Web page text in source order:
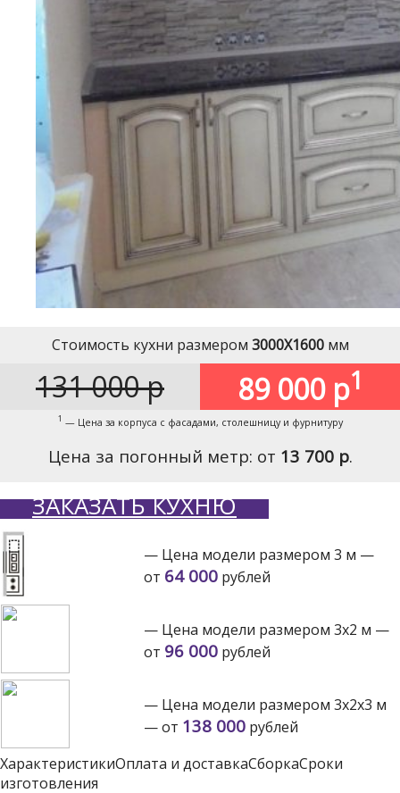
Стоимость кухни размером 3000Х1600мм
131 000 р 89 000 р1
1 — Цена за корпуса с фасадами, столешницу и фурнитуру
Цена за погонный метр: от 13 700 р.
ЗАКАЗАТЬ КУХНЮ
— Цена модели размером 3 м —
от 64 000 рублей
— Цена модели размером 3х2 м —
от 96 000 рублей
— Цена модели размером 3х2х3 м
— от 138 000 рублей
ХарактеристикиОплата и доставкаСборкаСроки
изготовления